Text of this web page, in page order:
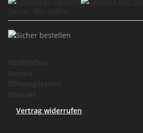
Vertrag widerrufen